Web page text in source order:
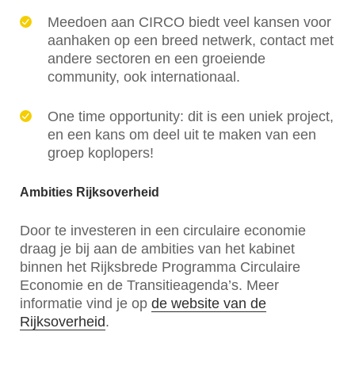
Meedoen aan CIRCO biedt veel kansen voor
aanhaken op een breed netwerk, contact met
andere sectoren en een groeiende
community, ook internationaal.
One time opportunity: dit is een uniek project,
en een kans om deel uit te maken van een
groep koplopers!
Ambities Rijksoverheid
Door te investeren in een circulaire economie
draag je bij aan de ambities van het kabinet
binnen het Rijksbrede Programma Circulaire
Economie en de Transitieagenda’s. Meer
informatie vind je op de website van de
Rijksoverheid.